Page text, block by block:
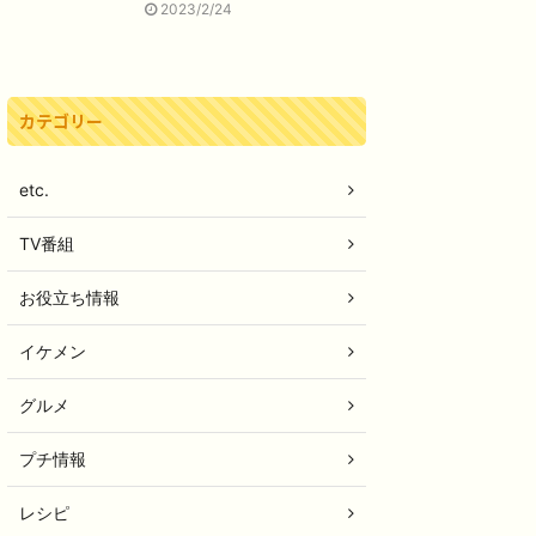
2023/2/24
カテゴリー
etc.
TV番組
お役立ち情報
イケメン
グルメ
プチ情報
レシピ